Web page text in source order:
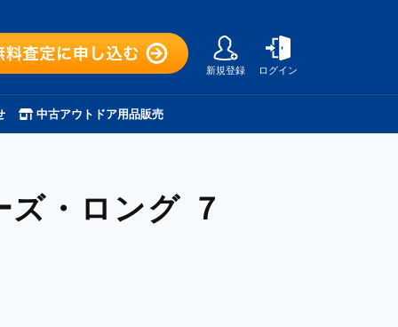
新規登録 ログイン
中古アウトドア用品販売
ズ・ロング ７